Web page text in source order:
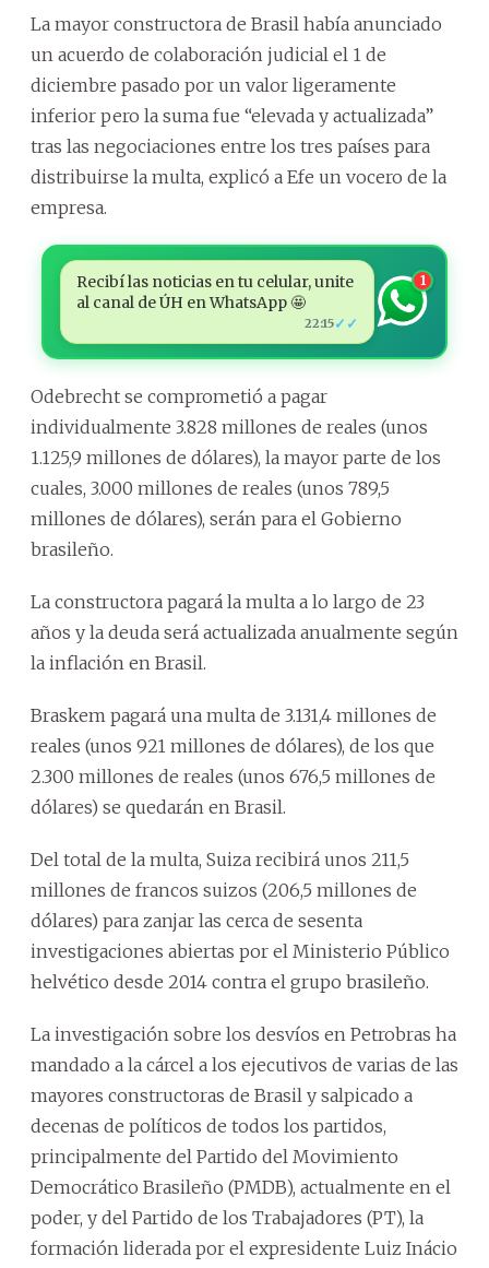
La mayor constructora de Brasil había anunciado
un acuerdo de colaboración judicial el 1 de
diciembre pasado por un valor ligeramente
inferior pero la suma fue “elevada y actualizada”
tras las negociaciones entre los tres países para
distribuirse la multa, explicó a Efe un vocero de la
empresa.
Recibí las noticias en tu celular, unite
al canal de ÚH en WhatsApp 🤩
22:15✓✓
1
Odebrecht se comprometió a pagar
individualmente 3.828 millones de reales (unos
1.125,9 millones de dólares), la mayor parte de los
cuales, 3.000 millones de reales (unos 789,5
millones de dólares), serán para el Gobierno
brasileño.
La constructora pagará la multa a lo largo de 23
años y la deuda será actualizada anualmente según
la inflación en Brasil.
Braskem pagará una multa de 3.131,4 millones de
reales (unos 921 millones de dólares), de los que
2.300 millones de reales (unos 676,5 millones de
dólares) se quedarán en Brasil.
Del total de la multa, Suiza recibirá unos 211,5
millones de francos suizos (206,5 millones de
dólares) para zanjar las cerca de sesenta
investigaciones abiertas por el Ministerio Público
helvético desde 2014 contra el grupo brasileño.
La investigación sobre los desvíos en Petrobras ha
mandado a la cárcel a los ejecutivos de varias de las
mayores constructoras de Brasil y salpicado a
decenas de políticos de todos los partidos,
principalmente del Partido del Movimiento
Democrático Brasileño (PMDB), actualmente en el
poder, y del Partido de los Trabajadores (PT), la
formación liderada por el expresidente Luiz Inácio